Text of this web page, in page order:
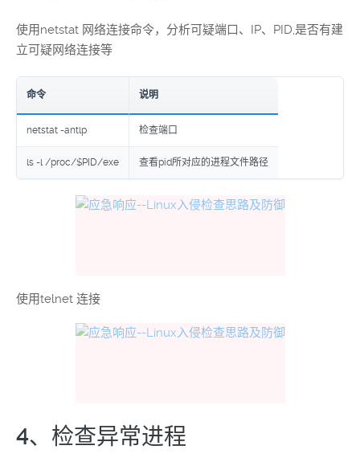
使用netstat 网络连接命令，分析可疑端口、IP、PID,是否有建
立可疑网络连接等
命令 说明
netstat -antlp 检查端口
ls -l /proc/$PID/exe 查看pid所对应的进程文件路径
使用telnet 连接
4、检查异常进程